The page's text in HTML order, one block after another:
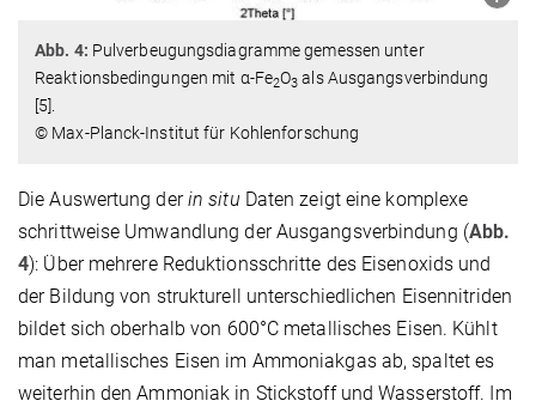
Abb. 4: Pulverbeugungsdiagramme gemessen unter
Reaktionsbedingungen mit α-Fe2O3 als Ausgangsverbindung
[5].
© Max-Planck-Institut für Kohlenforschung
Die Auswertung derin situ Daten zeigt eine komplexe
schrittweise Umwandlung der Ausgangsverbindung (Abb.
4): Über mehrere Reduktionsschritte des Eisenoxids und
der Bildung von strukturell unterschiedlichen Eisennitriden
bildet sich oberhalb von 600°C metallisches Eisen. Kühlt
man metallisches Eisen im Ammoniakgas ab, spaltet es
weiterhin den Ammoniak in Stickstoff und Wasserstoff. Im